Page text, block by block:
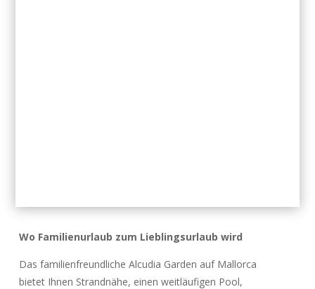
Wo Familienurlaub zum Lieblingsurlaub wird
Das familienfreundliche Alcudia Garden auf Mallorca
bietet Ihnen Strandnähe, einen weitläufigen Pool,